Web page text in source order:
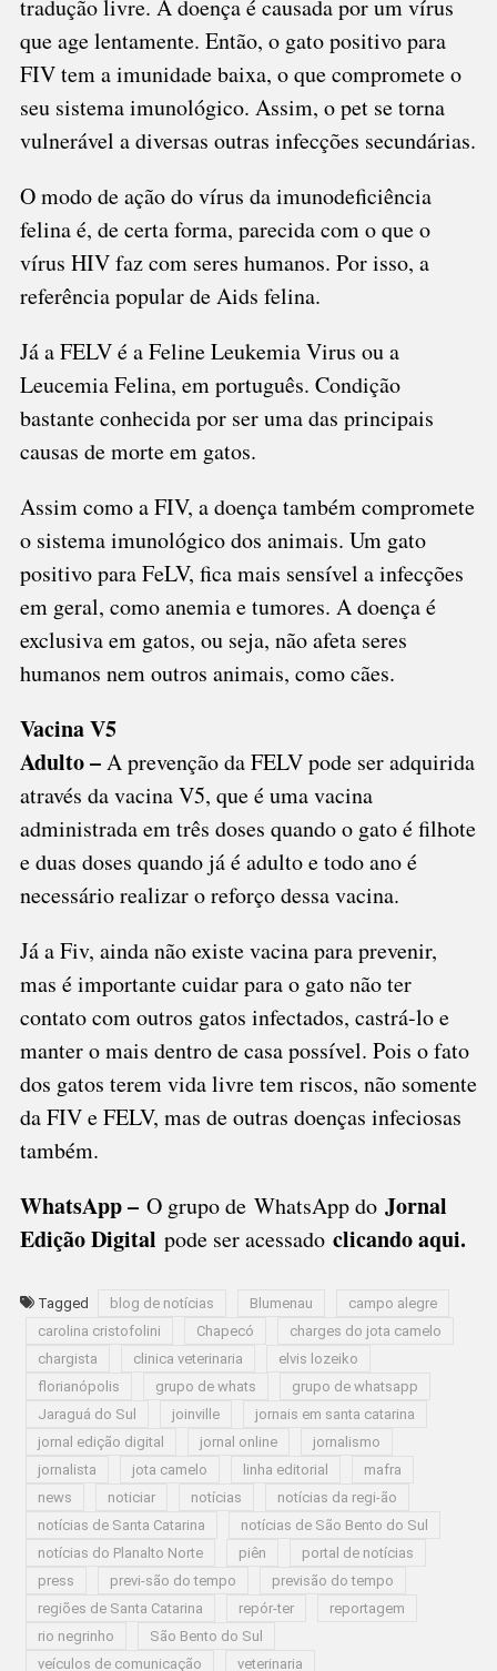
tradução livre. A doença é causada por um vírus
que age lentamente. Então, o gato positivo para
FIV tem a imunidade baixa, o que compromete o
seu sistema imunológico. Assim, o pet se torna
vulnerável a diversas outras infecções secundárias.
O modo de ação do vírus da imunodeficiência
felina é, de certa forma, parecida com o que o
vírus HIV faz com seres humanos. Por isso, a
referência popular de Aids felina.
Já a FELV é a Feline Leukemia Virus ou a
Leucemia Felina, em português. Condição
bastante conhecida por ser uma das principais
causas de morte em gatos.
Assim como a FIV, a doença também compromete
o sistema imunológico dos animais. Um gato
positivo para FeLV, fica mais sensível a infecções
em geral, como anemia e tumores. A doença é
exclusiva em gatos, ou seja, não afeta seres
humanos nem outros animais, como cães.
Vacina V5
Adulto –A prevenção da FELV pode ser adquirida
através da vacina V5, que é uma vacina
administrada em três doses quando o gato é filhote
e duas doses quando já é adulto e todo ano é
necessário realizar o reforço dessa vacina.
Já a Fiv, ainda não existe vacina para prevenir,
mas é importante cuidar para o gato não ter
contato com outros gatos infectados, castrá-lo e
manter o mais dentro de casa possível. Pois o fato
dos gatos terem vida livre tem riscos, não somente
da FIV e FELV, mas de outras doenças infeciosas
também.
WhatsApp – O grupo de WhatsApp doJornal
Edição Digital pode ser acessado clicando aqui.
Tagged blog de notícias Blumenau
campo alegre
carolina cristofolini
Chapecó
charges do jota camelo
chargista
clinica veterinaria
elvis lozeiko
florianópolis
grupo de whats
grupo de whatsapp
Jaraguá do Sul
joinville
jornais em santa catarina
jornal edição digital
jornal online
jornalismo
jornalista
jota camelo linha editorial
mafra
news
noticiar notícias
notícias da regi-ão
notícias de Santa Catarina
notícias de São Bento do Sul
notícias do Planalto Norte
piên
portal de notícias
press
previ-são do tempo
previsão do tempo
regiões de Santa Catarina
repór-ter
reportagem
rio negrinho
São Bento do Sul
veículos de comunicação
veterinaria